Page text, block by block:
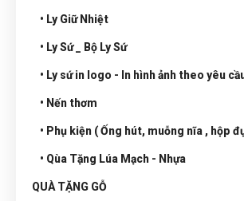
• Ly Giữ Nhiệt
• Ly Sứ _ Bộ Ly Sứ
• Ly sứ in logo - In hình ảnh theo yêu
• Nến thơm
• Phụ kiện ( Ống hút, muỗng nĩa , hộp
• Qùa Tặng Lúa Mạch - Nhựa
QUÀ TẶNG GỖ